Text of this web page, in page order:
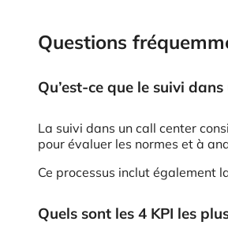
Questions
Qu’est-ce que le suivi
La suivi dans un call center
pour évaluer les normes et à
Ce processus inclut également
Quels sont les 4 KPI les